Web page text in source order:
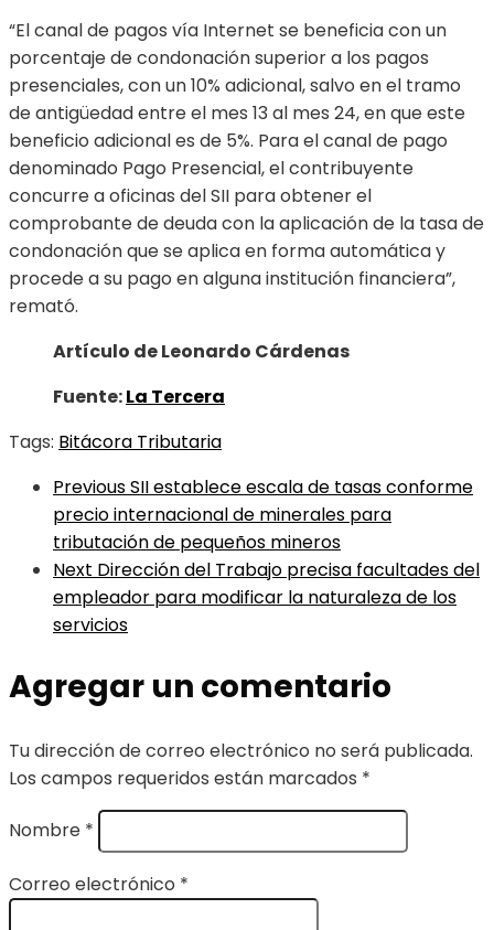
“El canal de pagos vía Internet se beneficia con un
porcentaje de condonación superior a los pagos
presenciales, con un 10% adicional, salvo en el tramo
de antigüedad entre el mes 13 al mes 24, en que este
beneficio adicional es de 5%. Para el canal de pago
denominado Pago Presencial, el contribuyente
concurre a oficinas del SII para obtener el
comprobante de deuda con la aplicación de la tasa de
condonación que se aplica en forma automática y
procede a su pago en alguna institución financiera”,
remató.
Artículo de Leonardo Cárdenas
Fuente:La Tercera
Tags: Bitácora Tributaria
PreviousSII establece escala de tasas conforme
precio internacional de minerales para
tributación de pequeños mineros
Next Dirección del Trabajo precisa facultades del
empleador para modificar la naturaleza de los
servicios
Agregar un comentario
Tu dirección de correo electrónico no será publicada.
Los campos requeridos están marcados *
Nombre *
Correo electrónico *